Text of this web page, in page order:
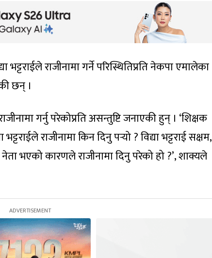
भट्टराईले राजीनामा गर्ने परिस्थितिप्रति नेकपा एमालेका
छन् ।
गर्नु परेकोप्रति असन्तुष्टि जनाएकी हुन् । ‘शिक्षक
राजीनामा किन दिनु पर्‍यो ? विद्या भट्टराई सक्षम,
भएको कारणले राजीनामा दिनु परेको हो ?’, शाक्यले